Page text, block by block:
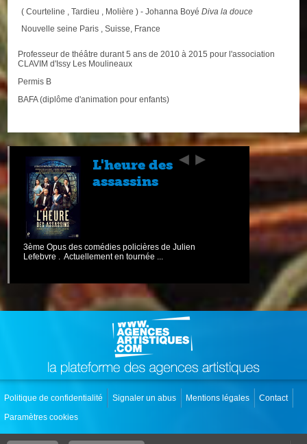
( Courteline , Tardieu , Molière ) - Johanna BoyéDiva la douce
Nouvelle seine Paris , Suisse, France
Professeur de théâtre durant 5 ans de 2010 à 2015 pour l'association
CLAVIM d'Issy Les Moulineaux
Permis B
BAFA (diplôme d'animation pour enfants)
L'heure des
assassins
3ème Opus des comédies policières de Julien
Lefebvre . Actuellement en tournée ...
Politique de confidentialité Signaler un abus Mentions légales
Contact
Paramètres cookies